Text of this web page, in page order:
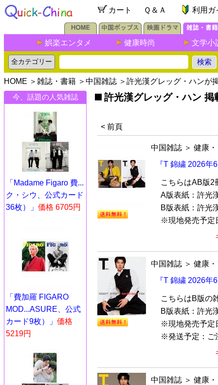
カート Ｑ＆Ａ 利用ガ
娯楽エンタメ 健康時尚 文学小
HOME ＞ 雑誌・書籍 ＞ 中国雑誌 ＞許光漢グレッグ・ハンが
今、話題の人気雑誌
「Madame Figaro 費...
ク・シウ、公式カード
36枚）」 価格 6705円
「費加羅 FIGARO
MOD...ASURE、公式
カード9枚）」 価格
5219円
許光漢グレッグ・ハン 掲
< 前頁
中国雑誌 ＞ 健康
『T 錦繍 2026
こちらはAB版2
A版表紙：許光
B版表紙：許光
※現地発売予定
中国雑誌 ＞ 健康
『T 錦繍 2026
こちらはB版の
B版表紙：許光
※現地発売予定
※発送予定：ご
中国雑誌 ＞ 健康